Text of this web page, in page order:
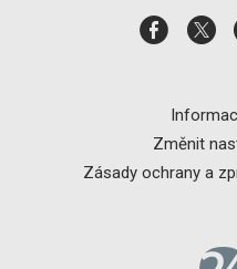
Změnit
Zásady ochrany a